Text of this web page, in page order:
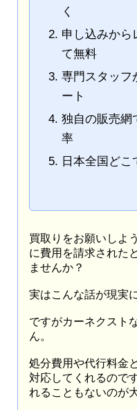
く
申し込みから
て無料
専門スタッフ
ート
独自の販売網
率
日本全国ど
買取りをお願いしよ
に費用を請求された
ませんか？
実はこんな話が現実
ですがカーネクスト
ん。
処分費用や代行料金
対応してくれるので
れることもないのが